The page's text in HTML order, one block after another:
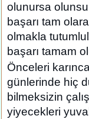
olunursa
başarı tam
olmakla
başarı tamam
Önceleri
günlerinde hiç
bilmeksizin
yiyecekleri